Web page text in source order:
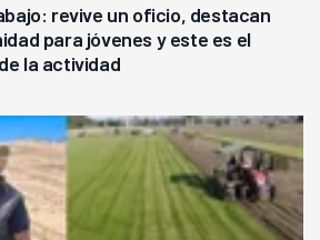
revive un oficio, destacan
para jóvenes y este es el
la actividad